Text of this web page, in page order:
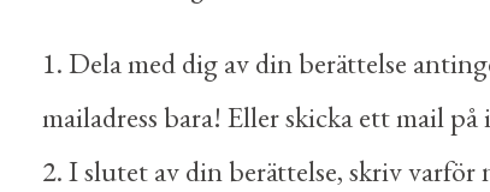
Dela med dig av din berättelse
mailadress bara! Eller skicka ett mail
I slutet av din berättelse, skriv